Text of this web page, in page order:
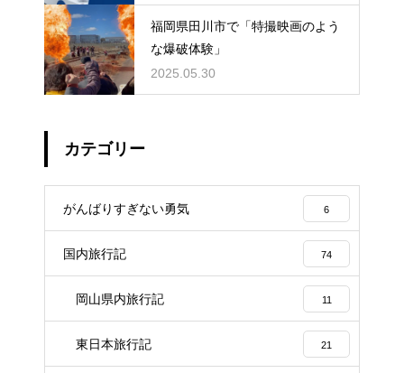
福岡県田川市で「特撮映画のよう
な爆破体験」
2025.05.30
カテゴリー
がんばりすぎない勇気 6
国内旅行記 74
岡山県内旅行記 11
東日本旅行記 21